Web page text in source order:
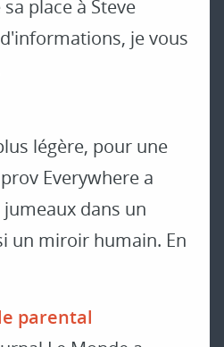
place à Steve
je vous
légère, pour une
Everywhere a
dans un
un miroir humain. En
parental